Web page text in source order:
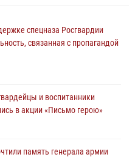
спецназа Росгвардии
связанная с пропагандой
и воспитанники
в акции «Письмо герою»
память генерала армии